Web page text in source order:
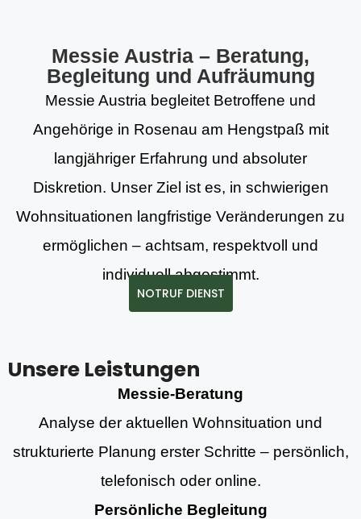
Messie Austria – Beratung,
Begleitung und Aufräumung
Messie Austria begleitet Betroffene und
Angehörige in Rosenau am Hengstpaß mit
langjähriger Erfahrung und absoluter
Diskretion. Unser Ziel ist es, in schwierigen
Wohnsituationen langfristige Veränderungen zu
ermöglichen – achtsam, respektvoll und
individuell abgestimmt.
NOTRUF DIENST
Unsere Leistungen
Messie-Beratung
Analyse der aktuellen Wohnsituation und
strukturierte Planung erster Schritte – persönlich,
telefonisch oder online.
Persönliche Begleitung